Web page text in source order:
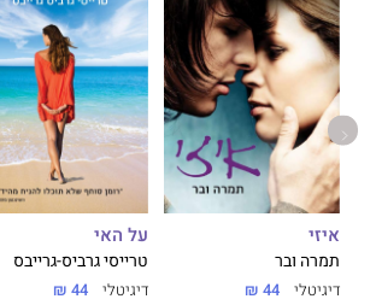
איזי
תמרה ובר
דיגיטלי 44 ₪
על האי
טרייסי גרביס-גרייבס
דיגיטלי 44 ₪